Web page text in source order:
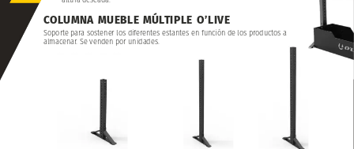
Soporte para sostener los diferentes estantes en función de los productos a
almacenar. Se venden por unidades.
COLUMNA MUEBLE MÚLTIPLE O’LIVE